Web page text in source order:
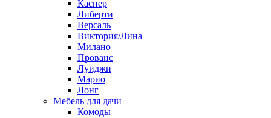
Каспер
Либерти
Версаль
Виктория/Лина
Милано
Прованс
Луиджи
Марио
Лонг
Мебель для дачи
Комоды